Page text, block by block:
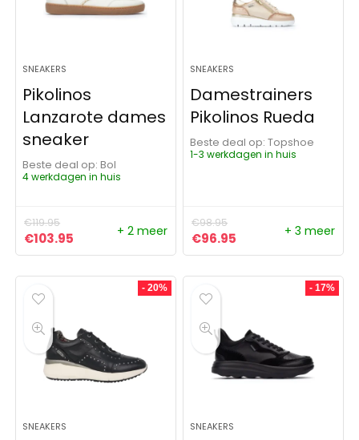
SNEAKERS
Pikolinos
Lanzarote dames
sneaker
Beste deal op:
Bol
4 werkdagen in huis
€119.95
Oorspronkelijke prijs was: €119.95.
€103.95 Huidige prijs is: €103.95.
+ 2 meer
SNEAKERS
Damestrainers
Pikolinos Rueda
Beste deal op:
Topshoe
1-3 werkdagen in huis
€98.95
Oorspronkelijke prijs
€96.95 Huidige prijs is:
+ 3 meer
- 20%
SNEAKERS
- 17%
SNEAKERS